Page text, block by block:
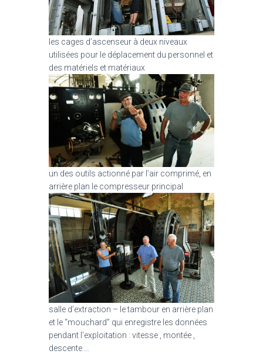
les cages d’ascenseur à deux niveaux
utilisées pour le déplacement du personnel et
des matériels et matériaux
un des outils actionné par l’air comprimé, en
arrière plan le compresseur principal
salle d’extraction – le tambour en arrière plan
et le “mouchard” qui enregistre les données
pendant l’exploitation : vitesse , montée ,
descente …